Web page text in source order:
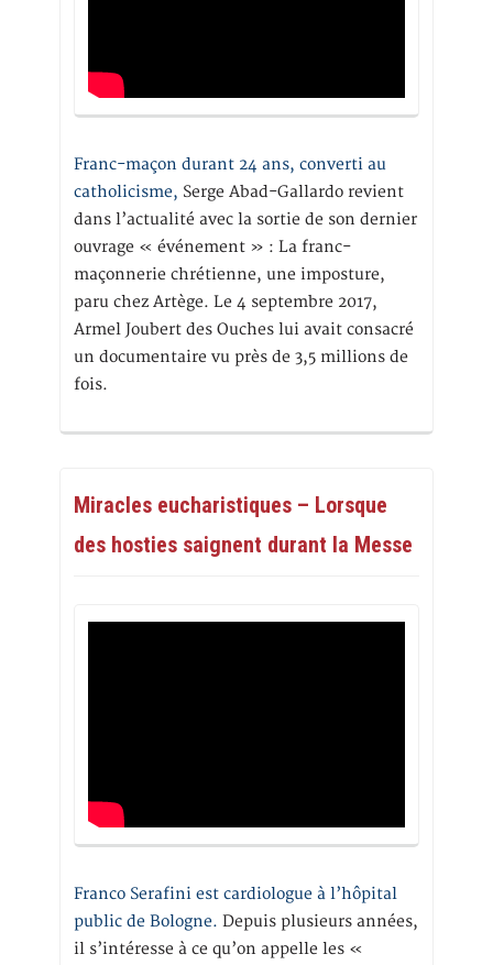
Franc-maçon durant 24 ans, converti au
catholicisme, Serge Abad-Gallardo revient
dans l’actualité avec la sortie de son dernier
ouvrage « événement » : La franc-
maçonnerie chrétienne, une imposture,
paru chez Artège. Le 4 septembre 2017,
Armel Joubert des Ouches lui avait consacré
un documentaire vu près de 3,5 millions de
fois.
Miracles eucharistiques – Lorsque
des hosties saignent durant la Messe
Franco Serafini est cardiologue à l’hôpital
public de Bologne. Depuis plusieurs années,
il s’intéresse à ce qu’on appelle les «